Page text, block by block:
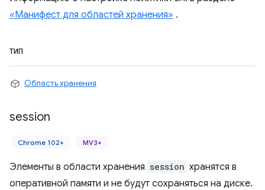
«Манифест для областей хранения» .
ТИП
Область хранения
session
Chrome 102+ MV3+
Элементы в области хранения session хранятся в
оперативной памяти и не будут сохраняться на диске.